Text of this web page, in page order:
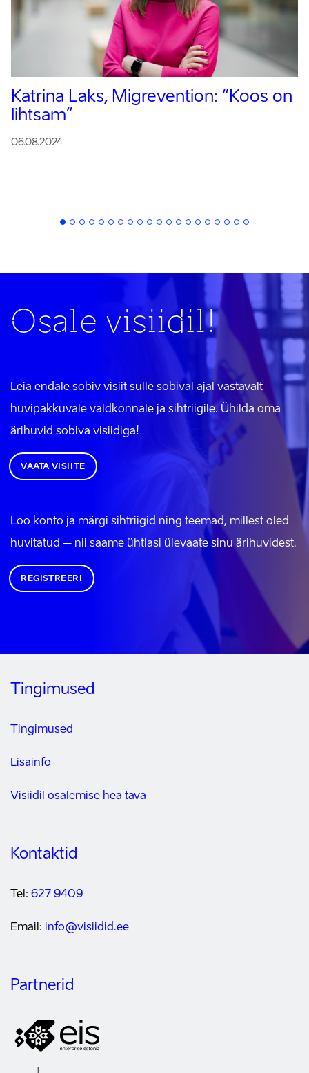
Katrina Laks, Migrevention: “Koos on
lihtsam”
06.08.2024
Osale visiidil!
Leia endale sobiv visiit sulle sobival ajal vastavalt
huvipakkuvale valdkonnale ja sihtriigile. Ühilda oma
ärihuvid sobiva visiidiga!
VAATA VISIITE
Loo konto ja märgi sihtriigid ning teemad, millest oled
huvitatud – nii saame ühtlasi ülevaate sinu ärihuvidest.
REGISTREERI
Tingimused
Tingimused
Lisainfo
Visiidil osalemise hea tava
Kontaktid
Tel: 627 9409
Email: info@visiidid.ee
Partnerid